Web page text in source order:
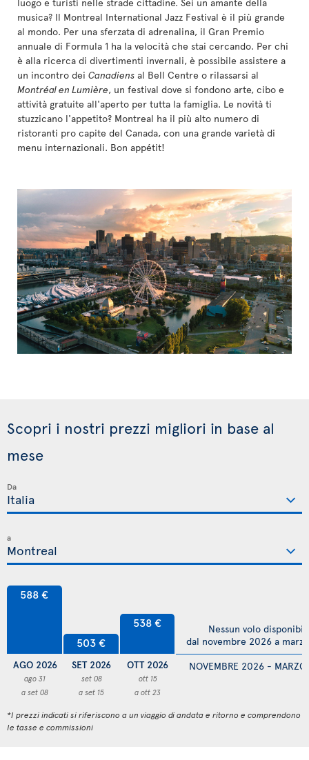
musica? Il Montreal International Jazz Festival è il più grande
al mondo. Per una sferzata di adrenalina, il Gran Premio
annuale di Formula 1 ha la velocità che stai cercando. Per chi
è alla ricerca di divertimenti invernali, è possibile assistere a
un incontro dei Canadiens al Bell Centre o rilassarsi al
Montréal en Lumière, un festival dove si fondono arte, cibo e
attività gratuite all'aperto per tutta la famiglia. Le novità ti
stuzzicano l'appetito? Montreal ha il più alto numero di
ristoranti pro capite del Canada, con una grande varietà di
menu internazionali. Bon appétit!
Scopri i nostri prezzi migliori in base al
mese
Da
a
588 €
AGO 2026
ago 31
a set 08
503 €
SET 2026
set 08
a set 15
538 €
OTT 2026
ott 15
a ott 23
NOVEMBRE 2026 -
Nessun volo
dal novembre 2026 a
*I prezzi indicati si riferiscono a un viaggio di andata e ritorno e comprendono
le tasse e commissioni